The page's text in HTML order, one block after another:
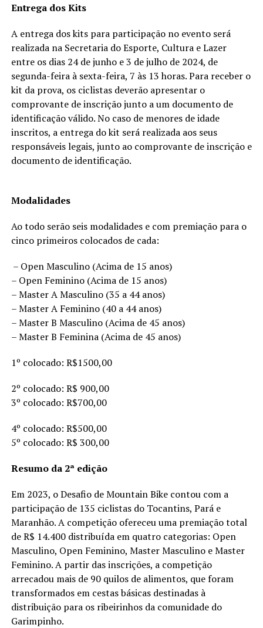
Entrega dos Kits
A entrega dos kits para participação no evento será
realizada na Secretaria do Esporte, Cultura e Lazer
entre os dias 24 de junho e 3 de julho de 2024, de
segunda-feira à sexta-feira, 7 às 13 horas. Para receber o
kit da prova, os ciclistas deverão apresentar o
comprovante de inscrição junto a um documento de
identificação válido. No caso de menores de idade
inscritos, a entrega do kit será realizada aos seus
responsáveis legais, junto ao comprovante de inscrição e
documento de identificação.
Modalidades
Ao todo serão seis modalidades e com premiação para o
cinco primeiros colocados de cada:
– Open Masculino (Acima de 15 anos)
– Open Feminino (Acima de 15 anos)
– Master A Masculino (35 a 44 anos)
– Master A Feminino (40 a 44 anos)
– Master B Masculino (Acima de 45 anos)
– Master B Feminina (Acima de 45 anos)
1º colocado: R$1500,00
2º colocado: R$ 900,00
3º colocado: R$700,00
4º colocado: R$500,00
5º colocado: R$ 300,00
Resumo da 2ª edição
Em 2023, o Desafio de Mountain Bike contou com a
participação de 135 ciclistas do Tocantins, Pará e
Maranhão. A competição ofereceu uma premiação total
de R$ 14.400 distribuída em quatro categorias: Open
Masculino, Open Feminino, Master Masculino e Master
Feminino. A partir das inscrições, a competição
arrecadou mais de 90 quilos de alimentos, que foram
transformados em cestas básicas destinadas à
distribuição para os ribeirinhos da comunidade do
Garimpinho.